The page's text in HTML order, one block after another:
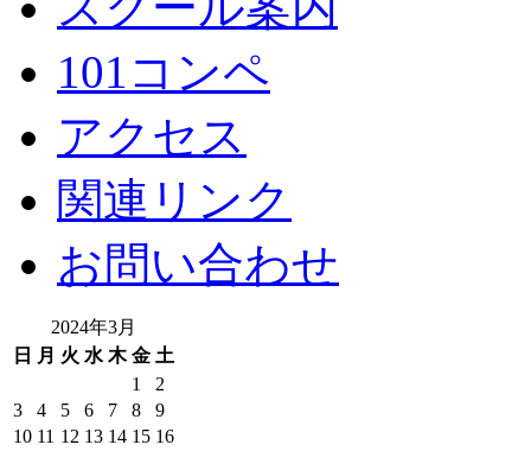
101コンペ
アクセス
関連リンク
お問い合わせ
2024年3月
日
月 火 水 木 金 土
1
2
3
4 5 6 7 8
9
10 11 12 13 14 15 16